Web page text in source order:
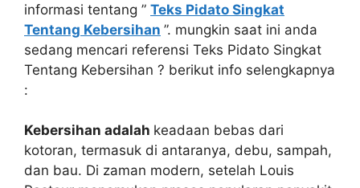
informasi tentang ” Teks Pidato Singkat
Tentang Kebersihan ”. mungkin saat ini anda
sedang mencari referensi Teks Pidato Singkat
Tentang Kebersihan ? berikut info selengkapnya
:
Kebersihan adalah keadaan bebas dari
kotoran, termasuk di antaranya, debu, sampah,
dan bau. Di zaman modern, setelah Louis